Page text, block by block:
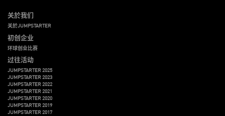
关於我们
关於JUMPSTARTER
初创企业
环球创业比赛
过往活动
JUMPSTARTER 2025
JUMPSTARTER 2023
JUMPSTARTER 2022
JUMPSTARTER 2021
JUMPSTARTER 2020
JUMPSTARTER 2019
JUMPSTARTER 2017